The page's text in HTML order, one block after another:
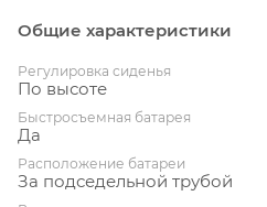
Общие характеристики
Регулировка сиденья
По высоте
Быстросъемная батарея
Да
Расположение батареи
За подседельной трубой